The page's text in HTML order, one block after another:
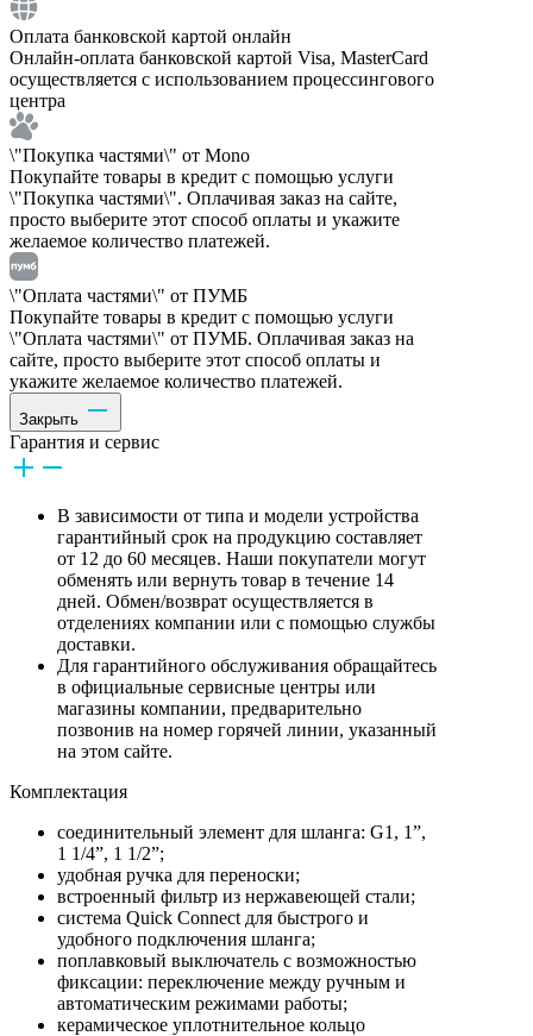
Оплата банковской картой онлайн
Онлайн-оплата банковской картой Visa, MasterCard
осуществляется с использованием процессингового
центра
\"Покупка частями\" от Mono
Покупайте товары в кредит с помощью услуги
\"Покупка частями\". Оплачивая заказ на сайте,
просто выберите этот способ оплаты и укажите
желаемое количество платежей.
\"Оплата частями\" от ПУМБ
Покупайте товары в кредит с помощью услуги
\"Оплата частями\" от ПУМБ. Оплачивая заказ на
сайте, просто выберите этот способ оплаты и
укажите желаемое количество платежей.
Закрыть
Гарантия и сервис
В зависимости от типа и модели устройства
гарантийный срок на продукцию составляет
от 12 до 60 месяцев. Наши покупатели могут
обменять или вернуть товар в течение 14
дней. Обмен/возврат осуществляется в
отделениях компании или с помощью службы
доставки.
Для гарантийного обслуживания обращайтесь
в официальные сервисные центры или
магазины компании, предварительно
позвонив на номер горячей линии, указанный
на этом сайте.
Комплектация
соединительный элемент для шланга: G1, 1”,
1 1/4”, 1 1/2”;
удобная ручка для переноски;
встроенный фильтр из нержавеющей стали;
система Quick Connect для быстрого и
удобного подключения шланга;
поплавковый выключатель с возможностью
фиксации: переключение между ручным и
автоматическим режимами работы;
керамическое уплотнительное кольцо